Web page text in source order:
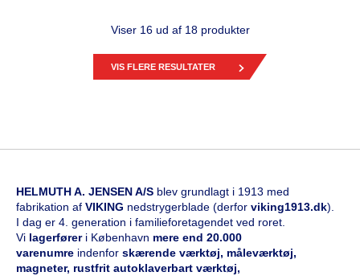
Viser 16 ud af 18 produkter
VIS FLERE RESULTATER
HELMUTH A. JENSEN A/S blev grundlagt i 1913 med
fabrikation af VIKING nedstrygerblade (derfor viking1913.dk).
I dag er 4. generation i familieforetagendet ved roret.
Vi lagerfører i København mere end 20.000
varenumre indenfor skærende værktøj, måleværktøj,
magneter, rustfrit autoklaverbart værktøj,